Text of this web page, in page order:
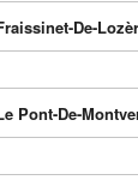
De-
Pont-De-